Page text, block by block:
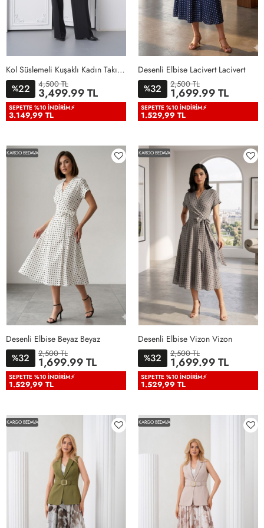
36 38 40 42 44
48
50
Kol Süslemeli Kuşaklı Kadın Takım Elbise Siyah Siyah
%22 4,500 TL
3,499.99 TL
SEPETTE %10 İNDIRIM⚡
3.149,99 TL
38 40 42 44 46
Desenli Elbise Lacivert Lacivert
%32 2,500 TL
1,699.99 TL
SEPETTE %10 İNDIRIM⚡
1.529,99 TL
KARGO BEDAVA
38 40 42 44 46
Desenli Elbise Beyaz Beyaz
%32 2,500 TL
1,699.99 TL
SEPETTE %10 İNDIRIM⚡
1.529,99 TL
KARGO BEDAVA
38 40 42 44 46
Desenli Elbise Vizon Vizon
%32 2,500 TL
1,699.99 TL
SEPETTE %10 İNDIRIM⚡
1.529,99 TL
KARGO BEDAVA KARGO BEDAVA